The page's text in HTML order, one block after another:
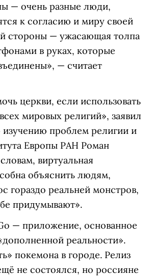
— очень разные люди,
к согласию и миру своей
стороны — ужасающая толпа
в руках, которые
— считает
церкви, если использовать
мировых религий», заявил
изучению проблем религии и
Европы РАН Роман
виртуальная
объяснить людям,
гораздо реальней монстров,
придумывают».
— приложение, основанное
реальности».
покемона в городе. Релиз
не состоялся, но россияне